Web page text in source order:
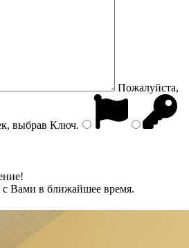
Пожалуйста,
выбрав Ключ.
Вами в ближайшее время.